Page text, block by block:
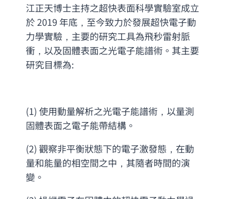
江正天博士主持之超快表面科學實驗室成立
於 2019 年底，至今致力於發展超快電子動
力學實驗，主要的研究工具為飛秒雷射脈
衝，以及固體表面之光電子能譜術。其主要
研究目標為:
(1) 使用動量解析之光電子能譜術，以量測
固體表面之電子能帶結構。
(2) 觀察非平衡狀態下的電子激發態，在動
量和能量的相空間之中，其隨者時間的演
變。